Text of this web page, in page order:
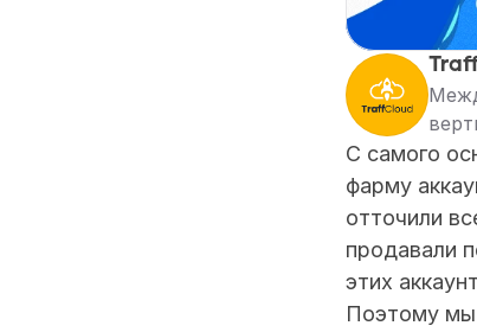
С самого
фарму
отточили
продавали
этих
Поэтому мы